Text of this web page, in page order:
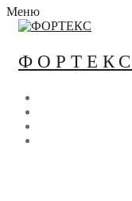
Меню
ФОРТЕКС